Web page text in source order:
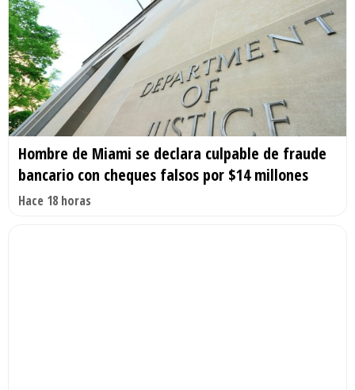
Hombre de Miami se declara culpable de fraude
bancario con cheques falsos por $14 millones
Hace 18 horas